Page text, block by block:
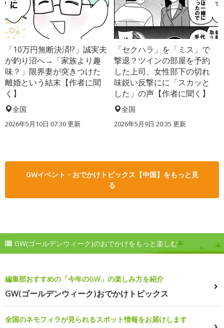
「10万円無断決済!?」誠実夫
が釣り沼へ→「家族より趣
味？」限界妻が突きつけた
離婚という結末【作者に聞
く】
全国
2026年5月10日 07:30 更新
「セクハラ」を「ミス」で
撃退？ツインの部屋を予約
した上司、女性部下の切れ
味鋭い反撃にに「スカッと
した」の声【作者に聞く】
全国
2026年5月9日 20:35 更新
GWイベント・おでかけトピックス【中国】をもっと見
る
GW(ゴールデンウィーク)のおでかけをもっと楽しむ
編集部おすすめの「今年のGW」の楽しみ方を紹介
GW(ゴールデンウィーク)おでかけトピックス
全国のネモフィラが見られるスポット情報をお届けします